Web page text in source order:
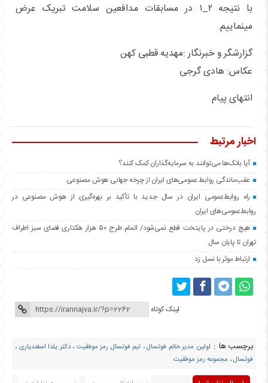
با نتیجه ۲_۱ در مسابقات مدافعین سلامت تبریک عرض
مینماییم.
گزارشگر و خبرنگار :مهدیه قطبی کهن
عکاس: هادی گرجی
انتهای پیام
اخبار مرتبط
آیا بانک‌ها می‌توانند به سرمایه‌گذاران کمک کنند؟
عقب‌ماندگی روابط عمومی‌های ایران از چرخه جهانی هوش مصنوعی
راه روابط‌عمومی ایران در سال جدید با تأکید بر بهره‌گیری از هوش مصنوعی در
روابط‌عمومی‌های ایران
هیچ درختی در پایتخت قطع نمی‌شود/ اتمام طرح ۵۰ هزار هکتاری فضای سبز اطراف
تهران تا پایان سال
ارتباط موثر با نسل زد
لینک کوتاه
برچسب ها : اولین مدیر خانم فوتسال، تیم فوتسال رمز موفقیت ،دکتر یلدا اسفندیاری ،
فوتسال، مجموعه رمز موفقیت